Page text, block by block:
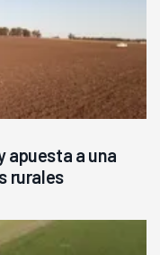
apuesta a una
rurales